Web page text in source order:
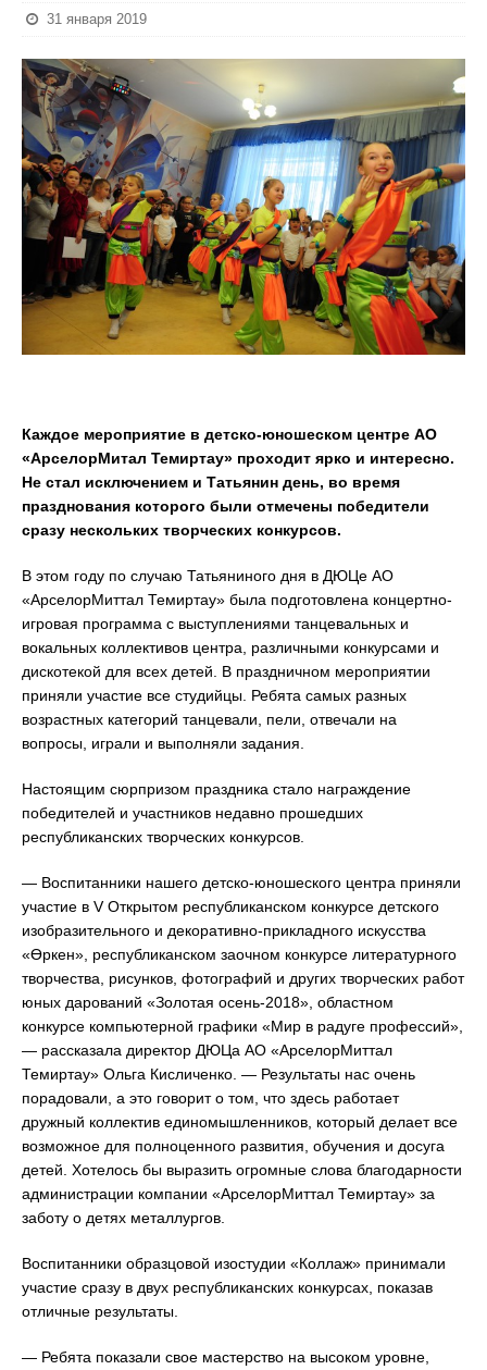
31 января 2019
Каждое мероприятие в детско-юношеском центре АО
«АрселорМитал Темиртау» проходит ярко и интересно.
Не стал исключением и Татьянин день, во время
празднования которого были отмечены победители
сразу нескольких творческих конкурсов.
В этом году по случаю Татьяниного дня в ДЮЦе АО
«АрселорМиттал Темиртау» была подготовлена концертно-
игровая программа с выступлениями танцевальных и
вокальных коллективов центра, различными конкурсами и
дискотекой для всех детей. В праздничном мероприятии
приняли участие все студийцы. Ребята самых разных
возрастных категорий танцевали, пели, отвечали на
вопросы, играли и выполняли задания.
Настоящим сюрпризом праздника стало награждение
победителей и участников недавно прошедших
республиканских творческих конкурсов.
— Воспитанники нашего детско-юношеского центра приняли
участие в V Открытом республиканском конкурсе детского
изобразительного и декоративно-прикладного искусства
«Өркен», республиканском заочном конкурсе литературного
творчества, рисунков, фотографий и других творческих работ
юных дарований «Золотая осень-2018», областном
конкурсе компьютерной графики «Мир в радуге профессий»,
— рассказала директор ДЮЦа АО «АрселорМиттал
Темиртау» Ольга Кисличенко. — Результаты нас очень
порадовали, а это говорит о том, что здесь работает
дружный коллектив единомышленников, который делает все
возможное для полноценного развития, обучения и досуга
детей. Хотелось бы выразить огромные слова благодарности
администрации компании «АрселорМиттал Темиртау» за
заботу о детях металлургов.
Воспитанники образцовой изостудии «Коллаж» принимали
участие сразу в двух республиканских конкурсах, показав
отличные результаты.
— Ребята показали свое мастерство на высоком уровне,